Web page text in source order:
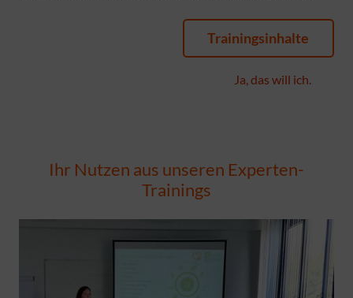
Trainingsinhalte
Ja, das will ich.
Ihr Nutzen aus unseren Experten-
Trainings